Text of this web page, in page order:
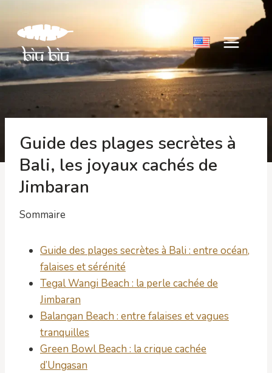
contenu
Guide des plages secrètes à
Bali, les joyaux cachés de
Jimbaran
Sommaire
Guide des plages secrètes à Bali : entre océan,
falaises et sérénité
Tegal Wangi Beach : la perle cachée de
Jimbaran
Balangan Beach : entre falaises et vagues
tranquilles
Green Bowl Beach : la crique cachée
d’Ungasan